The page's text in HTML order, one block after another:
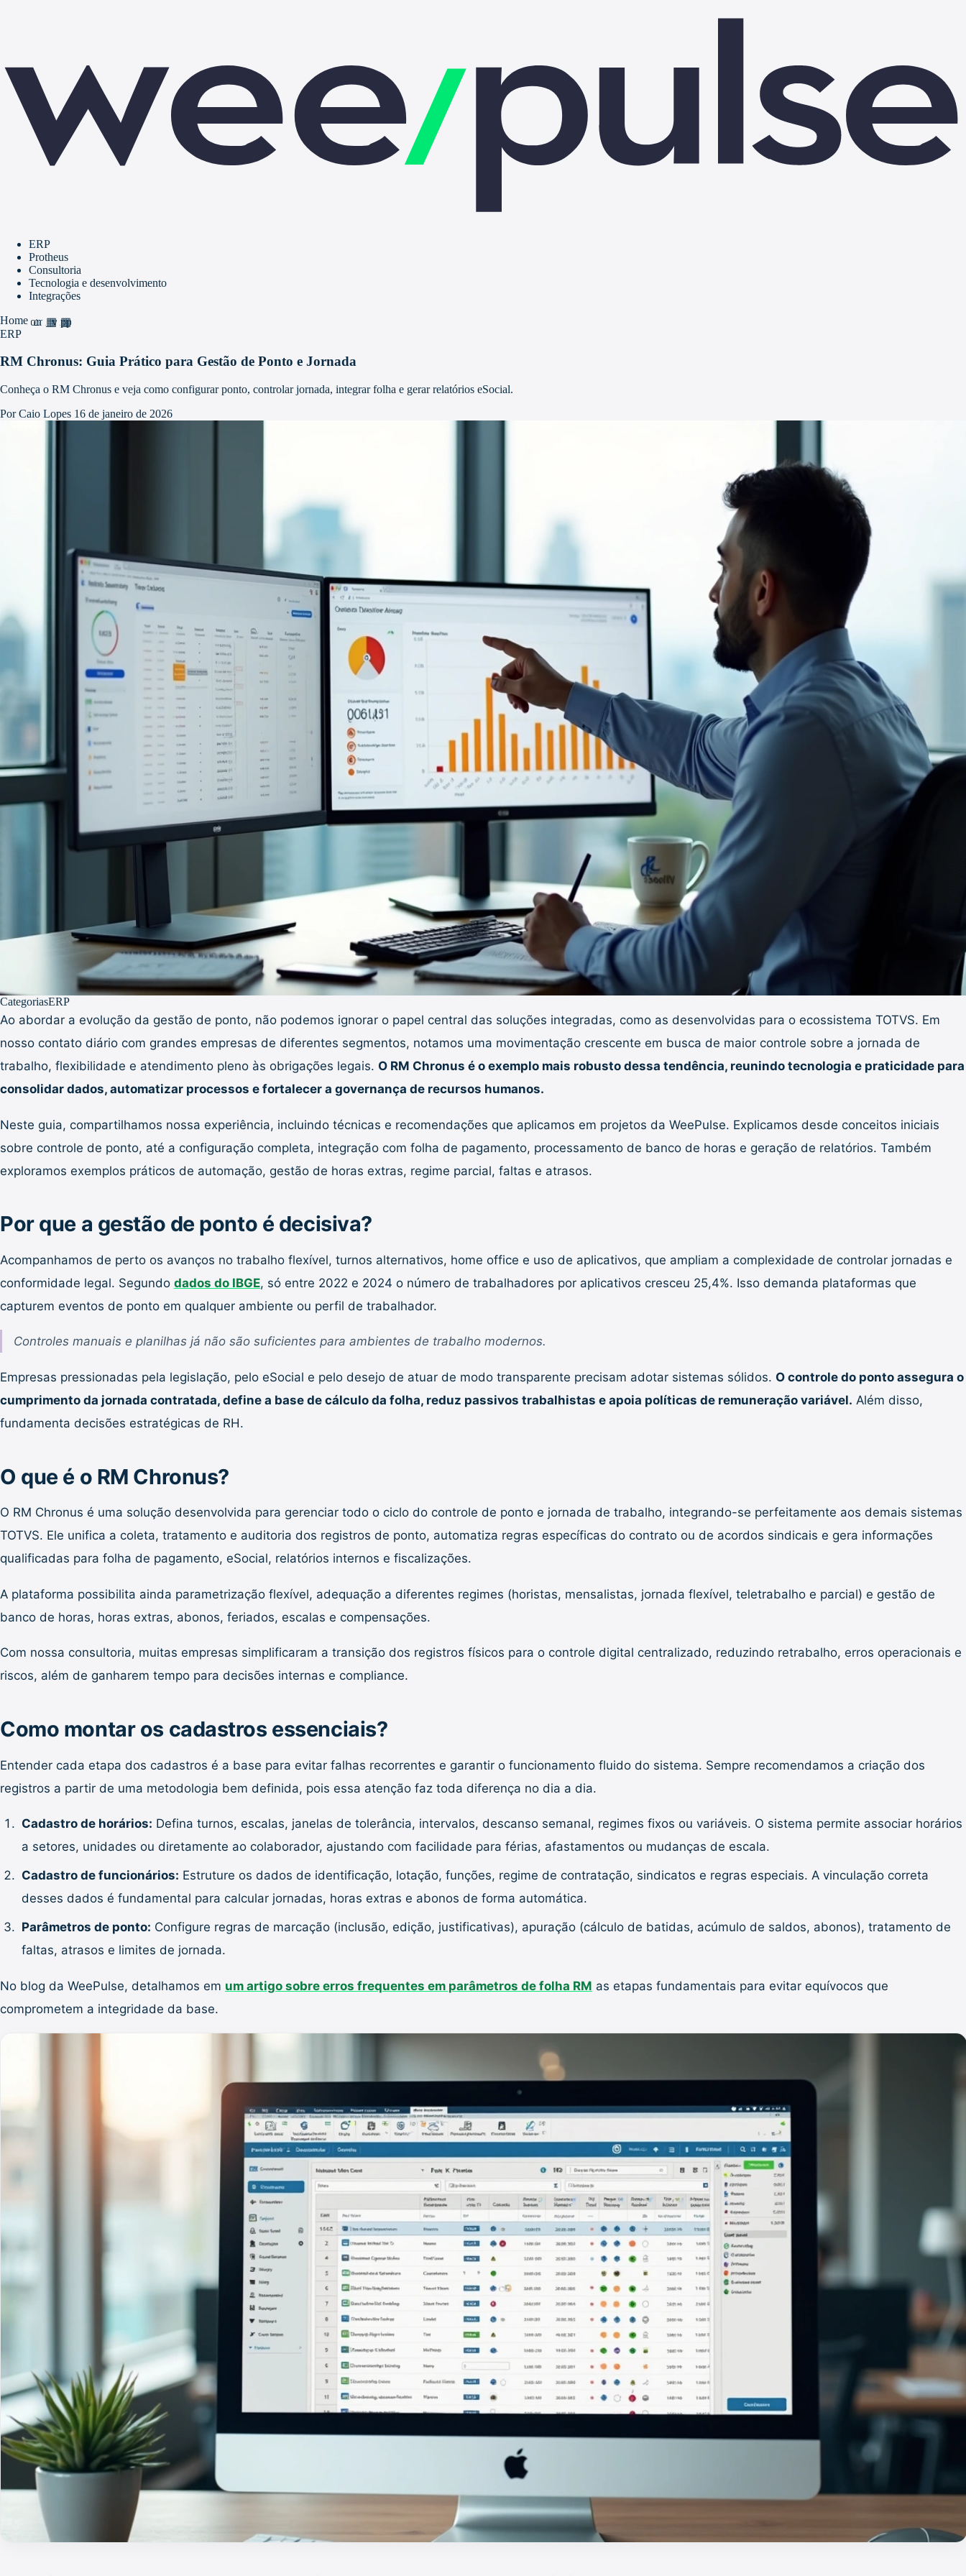
ERP
Protheus
Consultoria
Tecnologia e desenvolvimento
Integrações
Homehome
grid_view
apps
ERP
RM Chronus: Guia Prático para Gestão de Ponto e Jornada
Conheça o RM Chronus e veja como configurar ponto, controlar jornada, integrar folha e gerar relatórios eSocial.
Por Caio Lopes 16 de janeiro de 2026
CategoriasERP
Ao abordar a evolução da gestão de ponto, não podemos ignorar o papel central das soluções integradas, como as desenvolvidas para o ecossistema TOTVS. Em
nosso contato diário com grandes empresas de diferentes segmentos, notamos uma movimentação crescente em busca de maior controle sobre a jornada de
trabalho, flexibilidade e atendimento pleno às obrigações legais. O RM Chronus é o exemplo mais robusto dessa tendência, reunindo tecnologia e praticidade para
consolidar dados, automatizar processos e fortalecer a governança de recursos humanos.
Neste guia, compartilhamos nossa experiência, incluindo técnicas e recomendações que aplicamos em projetos da WeePulse. Explicamos desde conceitos iniciais
sobre controle de ponto, até a configuração completa, integração com folha de pagamento, processamento de banco de horas e geração de relatórios. Também
exploramos exemplos práticos de automação, gestão de horas extras, regime parcial, faltas e atrasos.
Por que a gestão de ponto é decisiva?
Acompanhamos de perto os avanços no trabalho flexível, turnos alternativos, home office e uso de aplicativos, que ampliam a complexidade de controlar jornadas e
conformidade legal. Segundo dados do IBGE, só entre 2022 e 2024 o número de trabalhadores por aplicativos cresceu 25,4%. Isso demanda plataformas que
capturem eventos de ponto em qualquer ambiente ou perfil de trabalhador.
Controles manuais e planilhas já não são suficientes para ambientes de trabalho modernos.
Empresas pressionadas pela legislação, pelo eSocial e pelo desejo de atuar de modo transparente precisam adotar sistemas sólidos. O controle do ponto assegura o
cumprimento da jornada contratada, define a base de cálculo da folha, reduz passivos trabalhistas e apoia políticas de remuneração variável. Além disso,
fundamenta decisões estratégicas de RH.
O que é o RM Chronus?
O RM Chronus é uma solução desenvolvida para gerenciar todo o ciclo do controle de ponto e jornada de trabalho, integrando-se perfeitamente aos demais sistemas
TOTVS. Ele unifica a coleta, tratamento e auditoria dos registros de ponto, automatiza regras específicas do contrato ou de acordos sindicais e gera informações
qualificadas para folha de pagamento, eSocial, relatórios internos e fiscalizações.
A plataforma possibilita ainda parametrização flexível, adequação a diferentes regimes (horistas, mensalistas, jornada flexível, teletrabalho e parcial) e gestão de
banco de horas, horas extras, abonos, feriados, escalas e compensações.
Com nossa consultoria, muitas empresas simplificaram a transição dos registros físicos para o controle digital centralizado, reduzindo retrabalho, erros operacionais e
riscos, além de ganharem tempo para decisões internas e compliance.
Como montar os cadastros essenciais?
Entender cada etapa dos cadastros é a base para evitar falhas recorrentes e garantir o funcionamento fluido do sistema. Sempre recomendamos a criação dos
registros a partir de uma metodologia bem definida, pois essa atenção faz toda diferença no dia a dia.
Cadastro de horários: Defina turnos, escalas, janelas de tolerância, intervalos, descanso semanal, regimes fixos ou variáveis. O sistema permite associar horários
a setores, unidades ou diretamente ao colaborador, ajustando com facilidade para férias, afastamentos ou mudanças de escala.
Cadastro de funcionários: Estruture os dados de identificação, lotação, funções, regime de contratação, sindicatos e regras especiais. A vinculação correta
desses dados é fundamental para calcular jornadas, horas extras e abonos de forma automática.
Parâmetros de ponto: Configure regras de marcação (inclusão, edição, justificativas), apuração (cálculo de batidas, acúmulo de saldos, abonos), tratamento de
faltas, atrasos e limites de jornada.
No blog da WeePulse, detalhamos em um artigo sobre erros frequentes em parâmetros de folha RM as etapas fundamentais para evitar equívocos que
comprometem a integridade da base.